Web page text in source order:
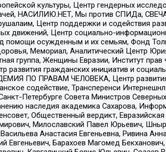
культуры, Центр гендерных
НАСИЛИЮ.НЕТ, Мы против СПИДа,
Центр поддержки и содействия
движений, Центр социально-
помощи осужденным и их семьям, Фонд
Мемориал, Аналитический Центр
группа, Женщины Евразии, Институт
гражданских инициатив и
ПО ПРАВАМ ЧЕЛОВЕКА, Центр
содействие, Трансперенси
Петербурге Совета Министров
наследия академика Сахарова,
Общественный вердикт,
Милославский Павел Юрьевич,
Анастасия Евгеньевна, Ривина
Евгеньевич, Барахоев Магомед